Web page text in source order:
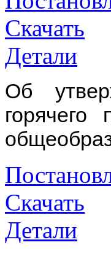
Скачать
Детали
Об
Скачать
Детали